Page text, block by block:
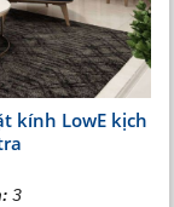
kính LowE kịch
3